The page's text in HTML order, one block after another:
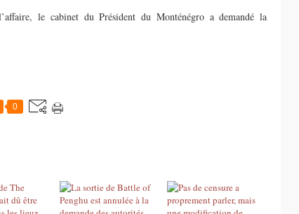
le cabinet du Président du Monténégro a demandé la
0